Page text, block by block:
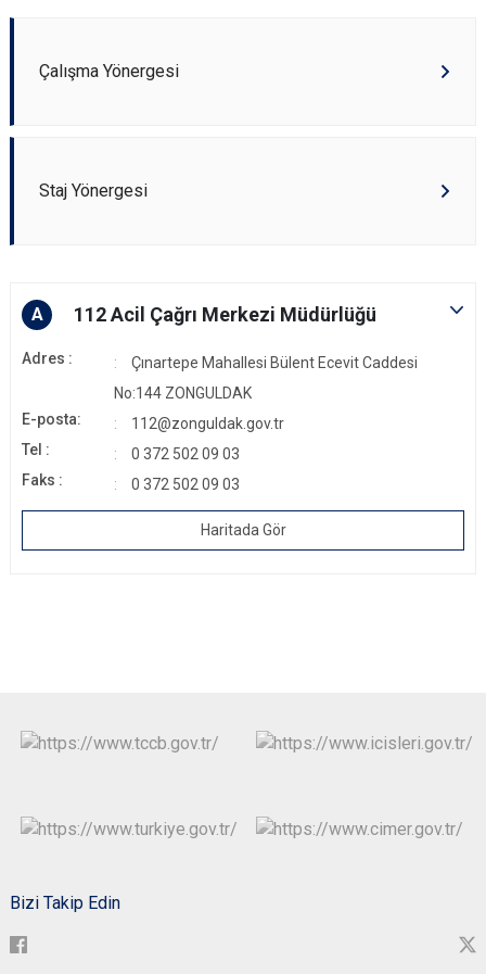
Çalışma Yönergesi
Staj Yönergesi
A 112 Acil Çağrı Merkezi Müdürlüğü
Adres :
Çınartepe Mahallesi Bülent Ecevit Caddesi
No:144 ZONGULDAK
E-posta:
112@zonguldak.gov.tr
Tel :
0 372 502 09 03
Faks :
0 372 502 09 03
Haritada Gör
Bizi Takip Edin